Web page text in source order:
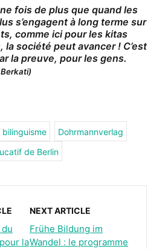
fois de plus que quand les
s’engagent à long terme sur
comme ici pour les kitas
société peut avancer ! C’est
la preuve, pour les gens.
bilinguisme
Dohrmannverlag
de Berlin
la
NEXT ARTICLE
Frühe Bildung im
Wandel : le programme